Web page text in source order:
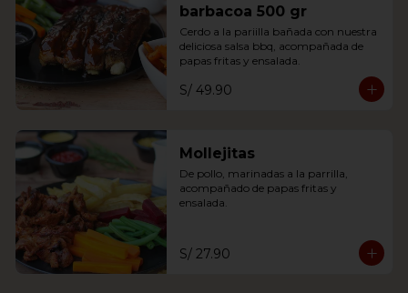
barbacoa 500 gr
Cerdo a la pariilla bañada con nuestra
deliciosa salsa bbq, acompañada de
papas fritas y ensalada.
S/ 49.90
Mollejitas
De pollo, marinadas a la parrilla,
acompañado de papas fritas y
ensalada.
S/ 27.90